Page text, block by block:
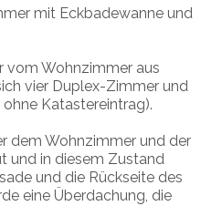
mit Eckbadewanne und
vom Wohnzimmer aus
vier Duplex-Zimmer und
Katastereintrag).
dem Wohnzimmer und der
und in diesem Zustand
und die Rückseite des
eine Überdachung, die